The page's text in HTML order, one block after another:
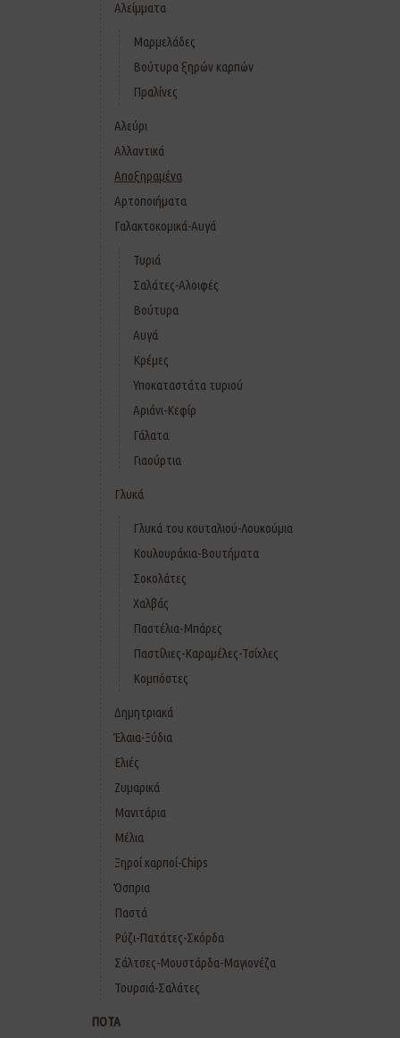
Αλείμματα
Μαρμελάδες
Βούτυρα ξηρών καρπών
Πραλίνες
Αλεύρι
Αλλαντικά
Αποξηραμένα
Αρτοποιήματα
Γαλακτοκομικά-Αυγά
Τυριά
Σαλάτες-Αλοιφές
Βούτυρα
Αυγά
Κρέμες
Υποκαταστάτα τυριού
Αριάνι-Κεφίρ
Γάλατα
Γιαούρτια
Γλυκά
Γλυκά του κουταλιού-Λουκούμια
Κουλουράκια-Βουτήματα
Σοκολάτες
Χαλβάς
Παστέλια-Μπάρες
Παστίλιες-Καραμέλες-Τσίχλες
Κομπόστες
Δημητριακά
Έλαια-Ξύδια
Ελιές
Ζυμαρικά
Μανιτάρια
Μέλια
Ξηροί καρποί-Chips
Όσπρια
Παστά
Ρύζι-Πατάτες-Σκόρδα
Σάλτσες-Μουστάρδα-Μαγιονέζα
Τουρσιά-Σαλάτες
ΠΟΤΑ